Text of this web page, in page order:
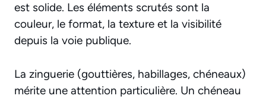
est solide. Les éléments scrutés sont la
couleur, le format, la texture et la visibilité
depuis la voie publique.
La zinguerie (gouttières, habillages, chéneaux)
mérite une attention particulière. Un chéneau